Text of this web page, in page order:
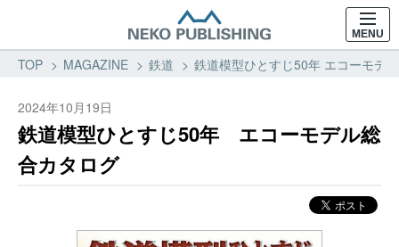
MENU
TOP MAGAZINE 鉄道 鉄道模型ひとすじ50年 エコーモデ
2024年10月19日
鉄道模型ひとすじ50年 エコーモデル総
合カタログ